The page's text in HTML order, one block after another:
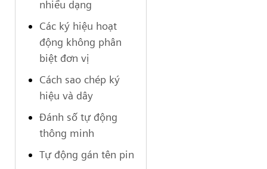
nhiều dạng
Các ký hiệu hoạt
động không phân
biệt đơn vị
Cách sao chép ký
hiệu và dây
Đánh số tự động
thông minh
Tự động gán tên pin